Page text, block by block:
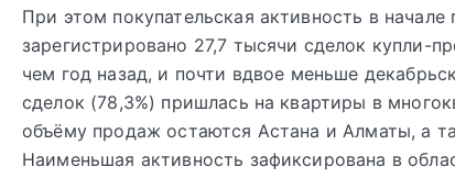
При этом покупательская активность в начале
зарегистрировано 27,7 тысячи сделок купли-
чем год назад, и почти вдвое меньше
сделок (78,3%) пришлась на квартиры в
объёму продаж остаются Астана и Алматы, а
Наименьшая активность зафиксирована в